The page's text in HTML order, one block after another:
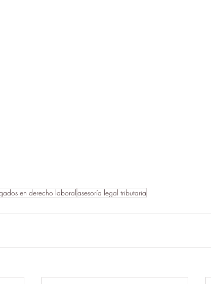
en derecho laboral asesoría legal tributaria